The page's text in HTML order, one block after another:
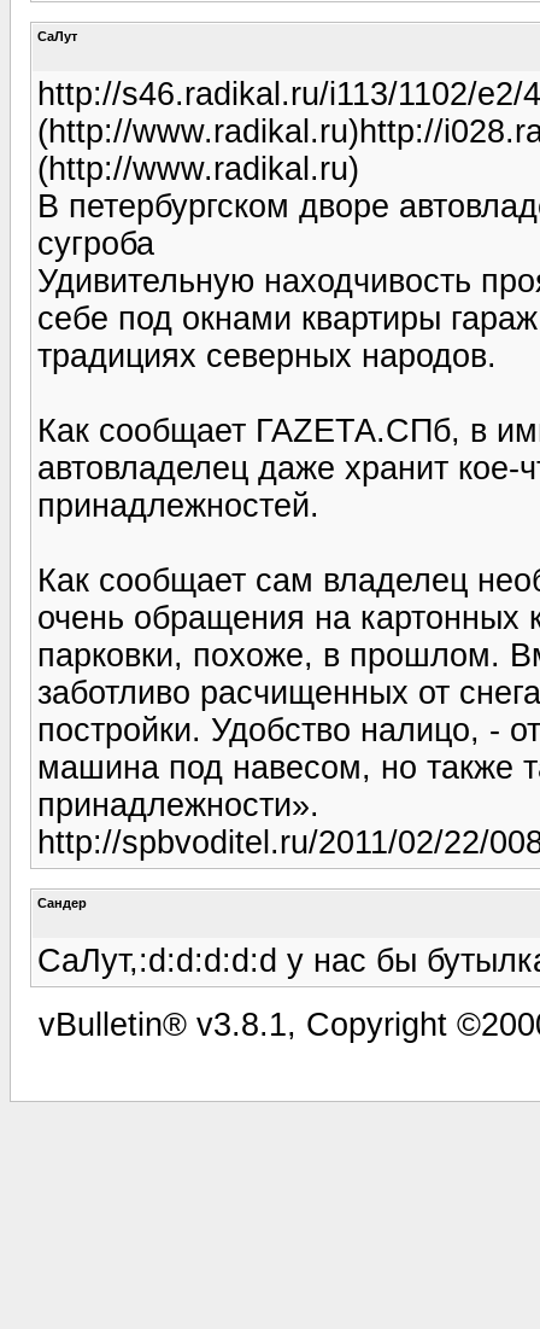
СаЛут
http://s46.radikal.ru/i113/1102/e2/
(http://www.radikal.ru)http://
(http://www.radikal.ru)
В петербургском дворе
сугроба
Удивительную находчивость
себе под окнами квартиры
традициях северных народов.
Как сообщает ГАZЕТА.СПб, в
автовладелец даже хранит кое-
принадлежностей.
Как сообщает сам владелец
очень обращения на картонных
парковки, похоже, в прошлом.
заботливо расчищенных от
постройки. Удобство налицо, -
машина под навесом, но также
принадлежности».
http://spbvoditel.ru/2011/02/22/
Сандер
СаЛут,:d:d:d:d:d у нас бы
vBulletin® v3.8.1, Copyright